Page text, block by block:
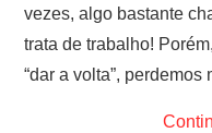
vezes, algo bastante
trata de trabalho!
“dar a volta”,